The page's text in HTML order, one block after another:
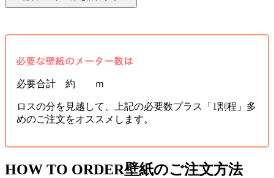
必要合計 約 ｍ
ロスの分を見越して、上記の必要数プラス「1割程」多
めのご注文をオススメします。
HOW TO ORDER壁紙のご注文方法